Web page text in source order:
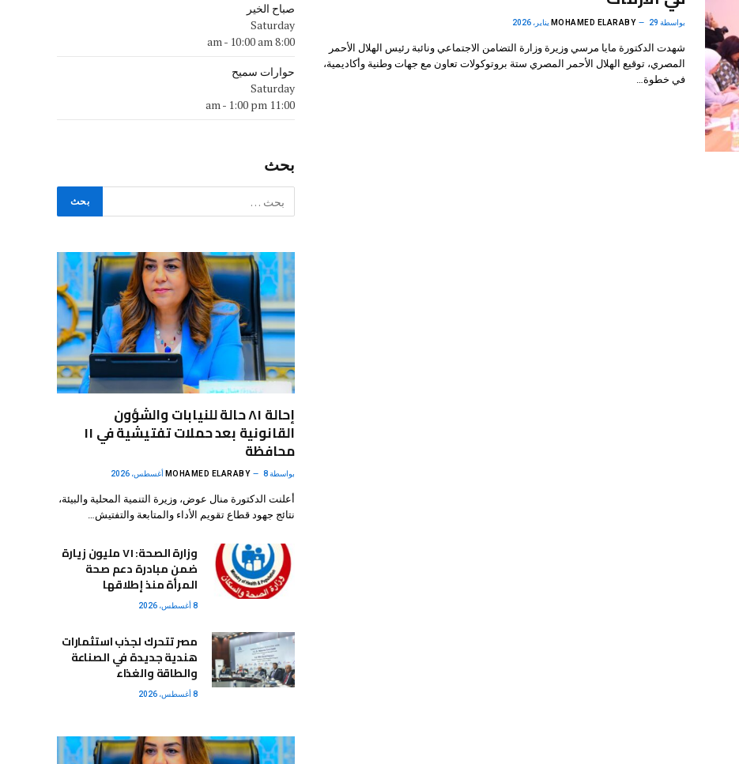
بواسطة MOHAMED ELARABY 29 يناير، 2026
شهدت الدكتورة مايا مرسي وزيرة وزارة التضامن الاجتماعي ونائبة رئيس الهلال الأحمر
المصري، توقيع الهلال الأحمر المصري ستة بروتوكولات تعاون مع جهات وطنية وأكاديمية،
في خطوة…
صباح الخير
Saturday
8:00 am
- 10:00 am
حوارات سميح
Saturday
11:00 am
- 1:00 pm
بحث
إحالة ٨١ حالة للنيابات والشؤون
القانونية بعد حملات تفتيشية في ١١
محافظة
بواسطة MOHAMED ELARABY 8 أغسطس، 2026
أعلنت الدكتورة منال عوض، وزيرة التنمية المحلية والبيئة،
نتائج جهود قطاع تقويم الأداء والمتابعة والتفتيش…
وزارة الصحة: ٧١ مليون زيارة
ضمن مبادرة دعم صحة
المرأة منذ إطلاقها
8 أغسطس، 2026
مصر تتحرك لجذب استثمارات
هندية جديدة في الصناعة
والطاقة والغذاء
8 أغسطس، 2026